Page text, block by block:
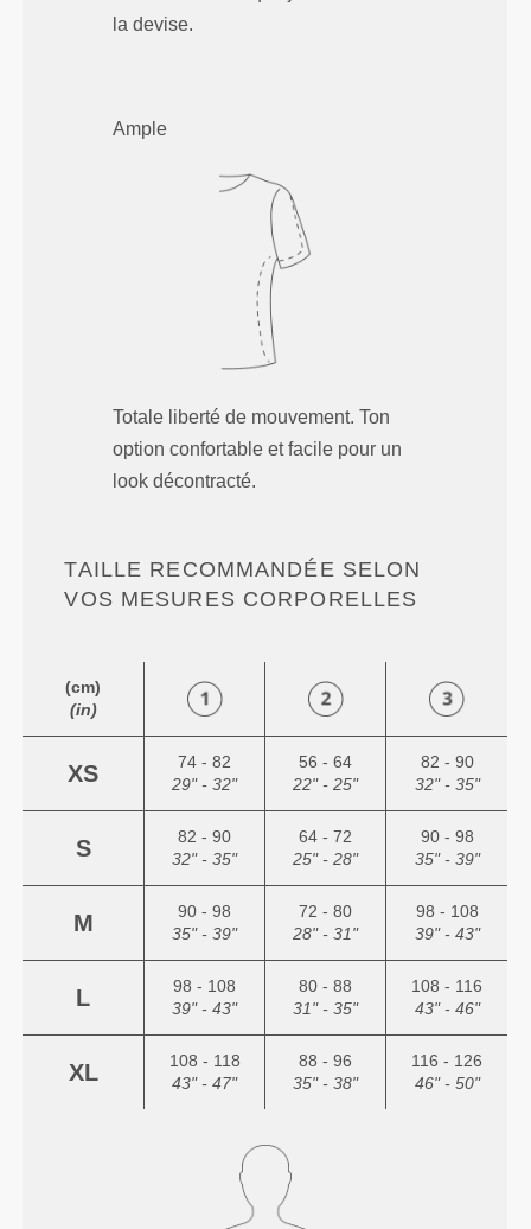
la devise.
Ample
Totale liberté de mouvement. Ton
option confortable et facile pour un
look décontracté.
TAILLE RECOMMANDÉE SELON
VOS MESURES CORPORELLES
(cm)
(in)
XS
74 - 82
29" - 32"
56 - 64
22" - 25"
82 - 90
32" - 35"
S
82 - 90
32" - 35"
64 - 72
25" - 28"
90 - 98
35" - 39"
M
90 - 98
35" - 39"
72 - 80
28" - 31"
98 - 108
39" - 43"
L
98 - 108
39" - 43"
80 - 88
31" - 35"
108 - 116
43" - 46"
XL
108 - 118
43" - 47"
88 - 96
35" - 38"
116 - 126
46" - 50"